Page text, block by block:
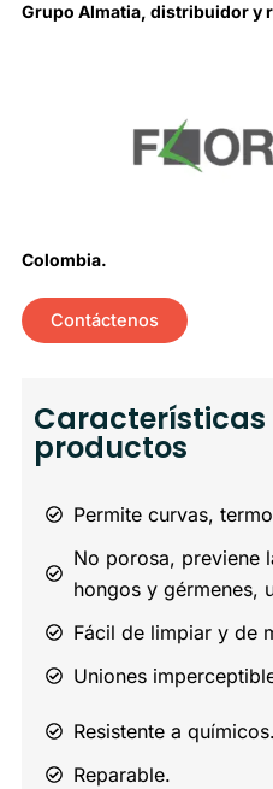
Grupo Almatia, distribuidor y
Colombia.
Contáctenos
Características
productos
Permite curvas,
No porosa, previene
hongos y gérmenes,
Fácil de limpiar y de
Uniones
Resistente a químicos.
Reparable.